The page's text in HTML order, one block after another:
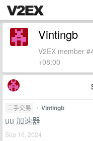
Vintingb
V2EX member
+08:00
二手交易 • Vintingb
uu 加速器
Sep 16, 2024